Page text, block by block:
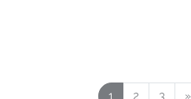
1 2 3 »